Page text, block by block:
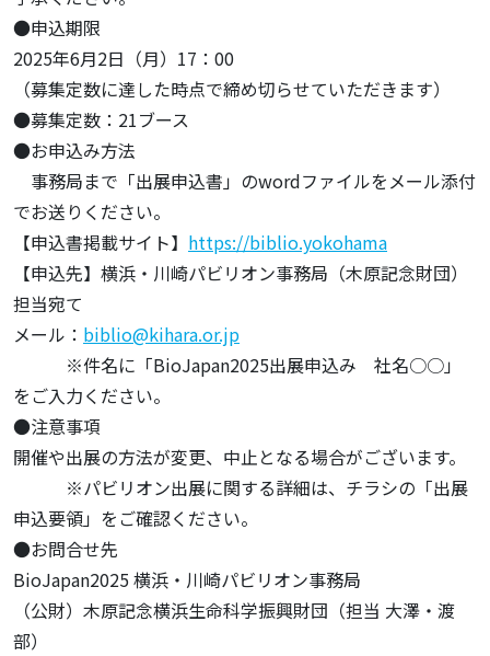
●申込期限
2025年6月2日（月）17：00
（募集定数に達した時点で締め切らせていただきます）
●募集定数：21ブース
●お申込み方法
事務局まで「出展申込書」のwordファイルをメール添付
でお送りください。
【申込書掲載サイト】 https://biblio.yokohama
【申込先】横浜・川崎パビリオン事務局（木原記念財団）
担当宛て
メール： biblio@kihara.or.jp
※件名に「BioJapan2025出展申込み 社名○○」
をご入力ください。
●注意事項
開催や出展の方法が変更、中止となる場合がございます。
※パビリオン出展に関する詳細は、チラシの「出展
申込要領」をご確認ください。
●お問合せ先
BioJapan2025 横浜・川崎パビリオン事務局
（公財）木原記念横浜生命科学振興財団（担当 大澤・渡
部）